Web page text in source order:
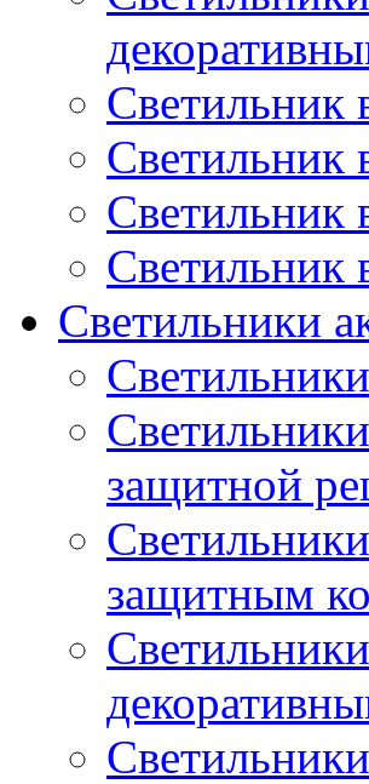
Светильник
Светильник
Светильники
защитной
защитным